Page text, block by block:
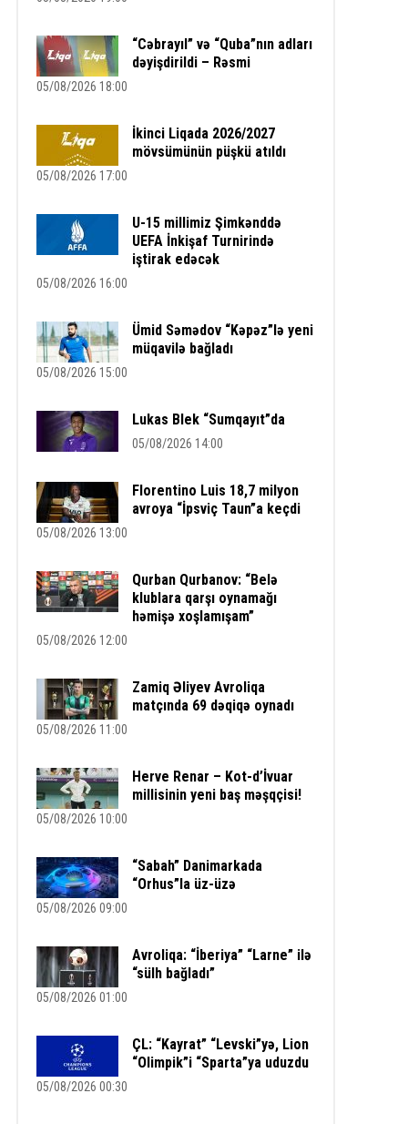
“Cəbrayıl” və “Quba”nın adları
dəyişdirildi – Rəsmi
05/08/2026 18:00
İkinci Liqada 2026/2027
mövsümünün püşkü atıldı
05/08/2026 17:00
U-15 millimiz Şimkənddə
UEFA İnkişaf Turnirində
iştirak edəcək
05/08/2026 16:00
Ümid Səmədov “Kəpəz”lə yeni
müqavilə bağladı
05/08/2026 15:00
Lukas Blek “Sumqayıt”da
05/08/2026 14:00
Florentino Luis 18,7 milyon
avroya “İpsviç Taun”a keçdi
05/08/2026 13:00
Qurban Qurbanov: “Belə
klublara qarşı oynamağı
həmişə xoşlamışam”
05/08/2026 12:00
Zamiq Əliyev Avroliqa
matçında 69 dəqiqə oynadı
05/08/2026 11:00
Herve Renar – Kot-d’İvuar
millisinin yeni baş məşqçisi!
05/08/2026 10:00
“Sabah” Danimarkada
“Orhus”la üz-üzə
05/08/2026 09:00
Avroliqa: “İberiya” “Larne” ilə
“sülh bağladı”
05/08/2026 01:00
ÇL: “Kayrat” “Levski”yə, Lion
“Olimpik”i “Sparta”ya uduzdu
05/08/2026 00:30